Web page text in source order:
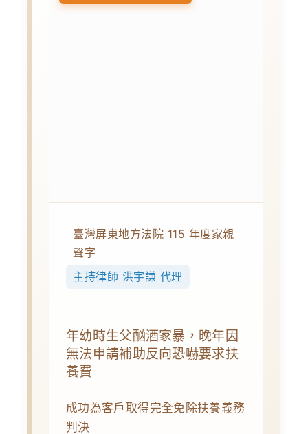
臺灣屏東地方法院 115 年度家親
聲字
主持律師 洪宇謙 代理
年幼時生父酗酒家暴，晚年因
無法申請補助反向恐嚇要求扶
養費
成功為客戶取得完全免除扶養義務
判決